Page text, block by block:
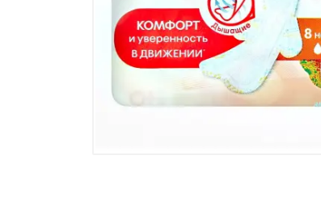
Товары для дома ›
Косметика CODERMA KIDS